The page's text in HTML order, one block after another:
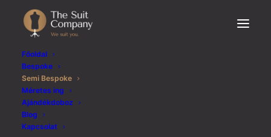
Főoldal
Bespoke
Semi Bespoke
Méretes ing
Ajándékdoboz
Blog
Kapcsolat
Mérték alapján készült,
egyedi öltönyök.